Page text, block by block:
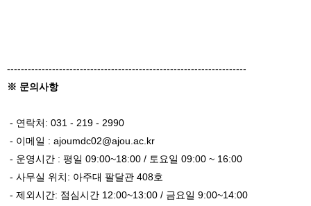
---------------------------------------------------------------------
※ 문의사항
- 연락처: 031 - 219 - 2990
- 이메일 : ajoumdc02@ajou.ac.kr
- 운영시간 : 평일 09:00~18:00 / 토요일 09:00 ~ 16:00
- 사무실 위치: 아주대 팔달관 408호
- 제외시간: 점심시간 12:00~13:00 / 금요일 9:00~14:00